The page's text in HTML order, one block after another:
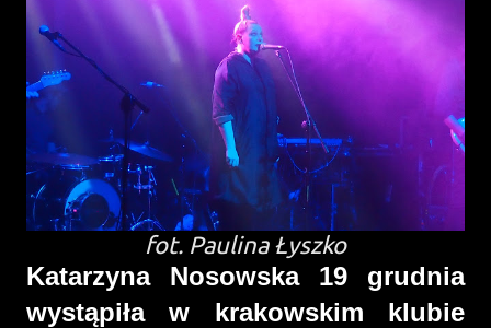
fot. Paulina Łyszko
Katarzyna Nosowska 19 grudnia
wystąpiła w krakowskim klubie